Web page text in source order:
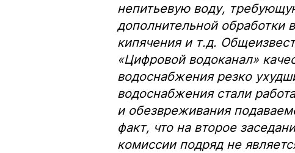
непитьевую воду,
дополнительной обработки
кипячения и т.д.
«Цифровой водоканал»
водоснабжения резко
водоснабжения стали
и обезвреживания
факт, что на второе
комиссии подряд не